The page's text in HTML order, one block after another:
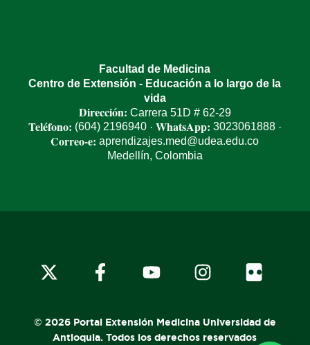
Facultad de Medicina
Centro de Extensión - Educación a lo largo de la
vida
Dirección: Carrera 51D # 62-29
Teléfono: (604) 2196940· WhatsApp: 3023061888·
Correo-e: aprendizajes.med@udea.edu.co
Medellín, Colombia
© 2026 Portal Extensión Medicina Universidad de
Antioquia. Todos los derechos reservados